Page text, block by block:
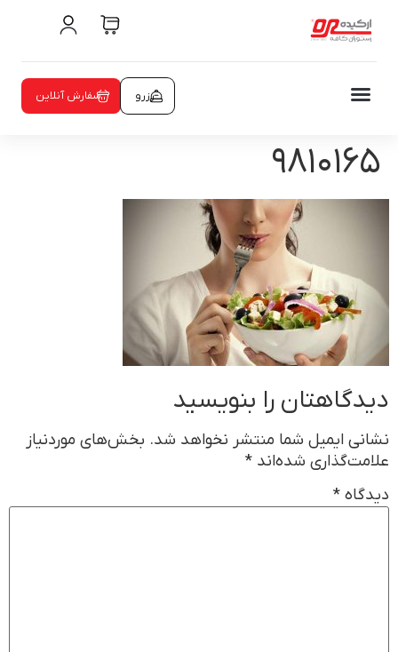
سفارش آنلاین رزرو
۹۸۱۰۱۶۵
دیدگاهتان را بنویسید
نشانی ایمیل شما منتشر نخواهد شد. بخش‌های موردنیاز
علامت‌گذاری شده‌اند *
دیدگاه *